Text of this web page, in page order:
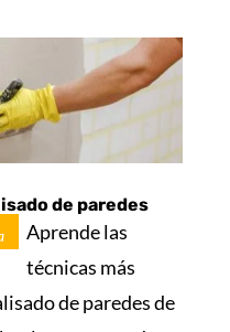
de paredes
Aprende las
técnicas más
de paredes de